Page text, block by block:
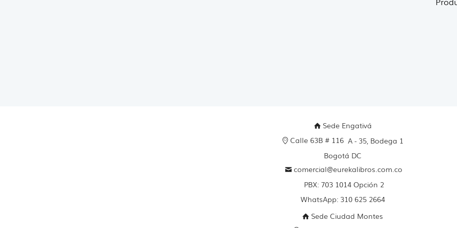
Sede Engativá
Calle 63B # 116 A - 35, Bodega 1
Bogotá DC
comercial@eurekalibros.com.co
PBX: 703 1014 Opción 2
WhatsApp: 310 625 2664
Sede Ciudad Montes